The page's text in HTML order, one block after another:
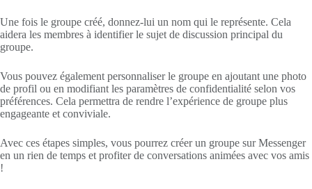
Une fois le groupe créé, donnez-lui un nom qui le représente. Cela
aidera les membres à identifier le sujet de discussion principal du
groupe.
Vous pouvez également personnaliser le groupe en ajoutant une photo
de profil ou en modifiant les paramètres de confidentialité selon vos
préférences. Cela permettra de rendre l’expérience de groupe plus
engageante et conviviale.
Avec ces étapes simples, vous pourrez créer un groupe sur Messenger
en un rien de temps et profiter de conversations animées avec vos amis
!